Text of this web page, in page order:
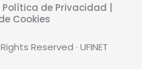
Política de Privacidad |
Cookies
Reserved · UFINET